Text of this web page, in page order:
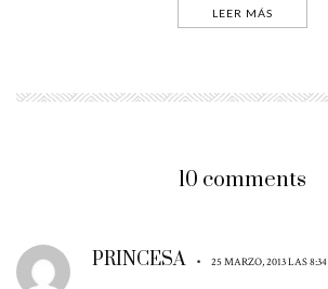
LEER MÁS
10 comments
PRINCESA • 25 MARZO, 2013 LAS 8:34